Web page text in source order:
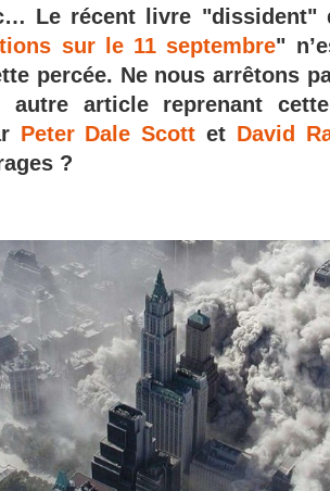
Le récent livre "dissident"
sur le 11 septembre"
percée. Ne nous arrêtons
autre article reprenant
Peter Dale Scott et David
?